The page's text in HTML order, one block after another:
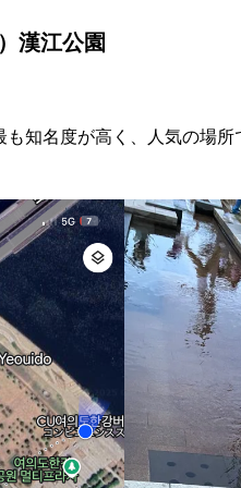
漢江公園
知名度が高く、人気の場所